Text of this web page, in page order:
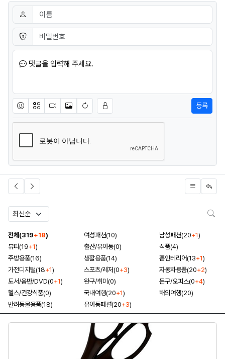
댓글쓰기
이름 필수
비밀번호 필수
댓글을 입력해 주세요.
이모티콘아이콘동영상이미지새댓글 작성
등록
전체(319+18) 여성패션(10) 남성패션(20+1)
뷰티(19+1) 출산/유아동(0)
식품(4)
주방용품(16)
생활용품(14) 홈인테리어(13+1)
가전디지털(18+1) 스포츠/레저(0+3) 자동차용품(20+2)
도서/음반/DVD(0+1) 완구/취미(0) 문구/오피스(0+4)
헬스/건강식품(0)
국내여행(20+1)
해외여행(20)
반려동물용품(18)
유아동패션(20+3)